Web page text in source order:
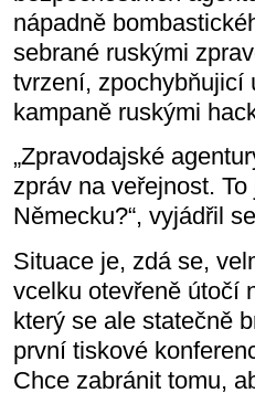
nápadně
sebrané ruskými
tvrzení, zpochybňujicí
kampaně ruskými
„Zpravodajské
zpráv na veřejnost.
Německu?“, vyjádřil
Situace je, zdá se,
vcelku otevřeně útočí
který se ale statečně
první tiskové
Chce zabránit tomu,